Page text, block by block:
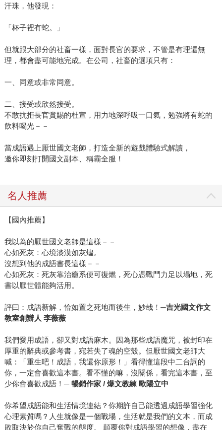
汗珠，他發現：
「杯子裡有蛇。」
但就跟大部分的社畜一樣，面對長官的要求，不管是有理還無
理，都會盡可能地完成。在公司，社畜的選項只有：
一、同意或非常同意。
二、接受或欣然接受。
不敢抗拒長官賞賜的杜宣，用力地深呼吸一口氣，勉強將有蛇的
飲料喝光－－
當成語遇上厭世國文老師，打造全新的遊戲體驗式解讀，
邀你即刻打開國文副本、稱霸全服！
名人推薦
【國內推薦】
我以為的厭世國文老師是這樣－－
心如死灰：心境淡漠如灰燼。
沒想到他的成語書長這樣－－
心如死灰：死灰靠治癒系便可復燃，死心憑戰鬥力足以塌地，死
書以厭世體能夠活用。
評曰：成語新解，恰如置之死地而後生，妙哉！ ─吉光國文作文
教室創辦人 李薇薇
我們愛用成語，卻又對成語麻木。因為那些成語魔咒，被封印在
厚重的辭典或參考書，宛若失了魂的空殼。但厭世國文老師大
喊：「重生吧！成語，我還你原形！」看得懂這段中二台詞的
你，一定會喜歡這本書。看不懂的嘛，沒關係，看完這本書，至
少你會喜歡成語！ ─ 暢銷作家 / 爆文教練 歐陽立中
你希望成語能和生活情境連結？你期許自己能透過成語學習強化
心理素質嗎？人生就像是一個戰場，生活就是我們的文本，而成
敗取決於你自己奮戰的態度。 顛覆你對成語學習的想像，盡在